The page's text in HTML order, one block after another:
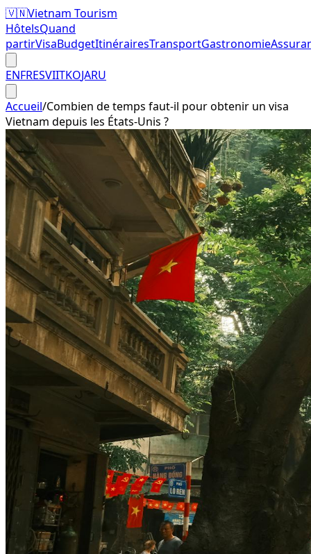
🇻🇳Vietnam Tourism
HôtelsQuand
partirVisaBudgetItinérairesTransportGastronomie
ENFRESVIITKOJARU
Accueil/Combien de temps faut-il pour obtenir un visa
Vietnam depuis les États-Unis ?